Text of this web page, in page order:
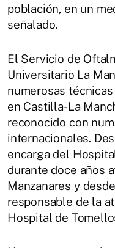
población, en un
señalado.
El Servicio de
Universitario La
numerosas
en Castilla-La
reconocido con
internacionales.
encarga del
durante doce años
Manzanares y
responsable de la
Hospital de